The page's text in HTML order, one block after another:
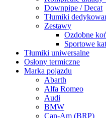
Downpipe / Decat
Tłumiki
Zestawy
Ozdobne
Sportowe
Tłumiki uniwersalne
Osłony termiczne
Marka pojazdu
Abarth
Alfa Romeo
Audi
BMW
Can-Am (BRP)